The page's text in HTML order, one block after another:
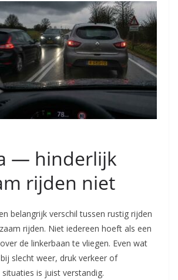
— hinderlijk
rijden niet
belangrijk verschil tussen rustig rijden
rijden. Niet iedereen hoeft als een
de linkerbaan te vliegen. Even wat
slecht weer, druk verkeer of
is juist verstandig.